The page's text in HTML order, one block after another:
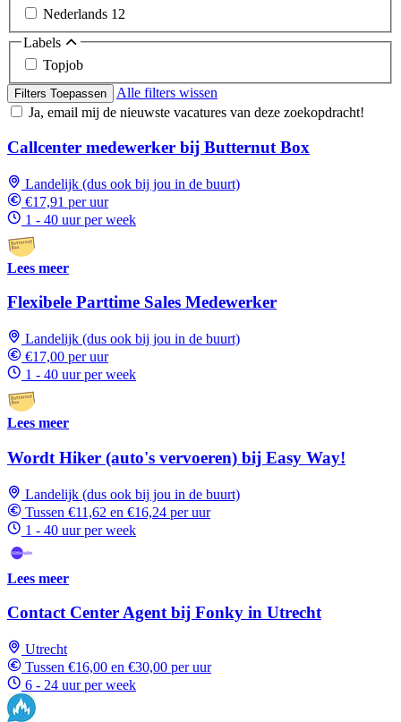
Nederlands 12
Labels
Topjob
Filters Toepassen
Alle filters wissen
Ja, email mij de nieuwste vacatures van deze zoekopdracht!
Callcenter medewerker bij Butternut Box
Landelijk (dus ook bij jou in de buurt)
€17,91 per uur
1 - 40 uur per week
Lees meer
Flexibele Parttime Sales Medewerker
Landelijk (dus ook bij jou in de buurt)
€17,00 per uur
1 - 40 uur per week
Lees meer
Wordt Hiker (auto's vervoeren) bij Easy Way!
Landelijk (dus ook bij jou in de buurt)
Tussen €11,62 en €16,24 per uur
1 - 40 uur per week
Lees meer
Contact Center Agent bij Fonky in Utrecht
Utrecht
Tussen €16,00 en €30,00 per uur
6 - 24 uur per week